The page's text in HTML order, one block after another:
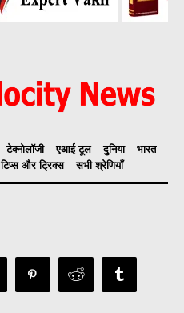
टेक्नोलॉजी एआई टूल दुनिया
भारत
टिप्स और ट्रिक्स सभी श्रेणियाँ